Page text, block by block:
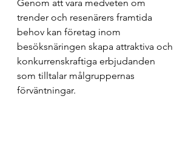
Genom att vara medveten om
trender och resenärers framtida
behov kan företag inom
besöksnäringen skapa attraktiva och
konkurrenskraftiga erbjudanden
som tilltalar målgruppernas
förväntningar.